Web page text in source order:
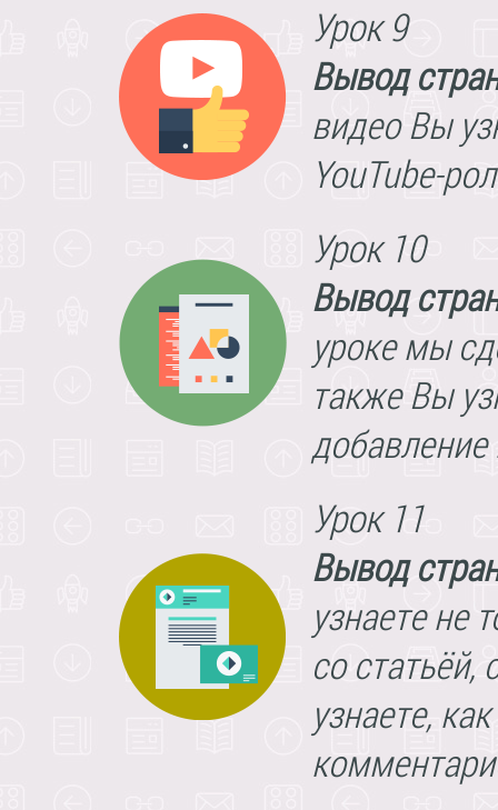
Урок 9
Вывод
видео Вы
YouTube-
Урок 10
Вывод
уроке мы
также Вы
Урок 11
Вывод
узнаете не
со
узнаете,